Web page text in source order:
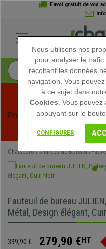
Envoi gratuit de vos
Profitez des soldes d'été
exclusives pour une
Chaisepro Chaises de Bureau
Fauteuil de bureau
Métal, Design élégant,
399,90 € 279,90 €HT
Nous utilisons nos
pour analyser le
récoltant les données
navigation. Vous
à ce sujet dans
Cookies . Vous
appuyant sur le
CONFIGURER